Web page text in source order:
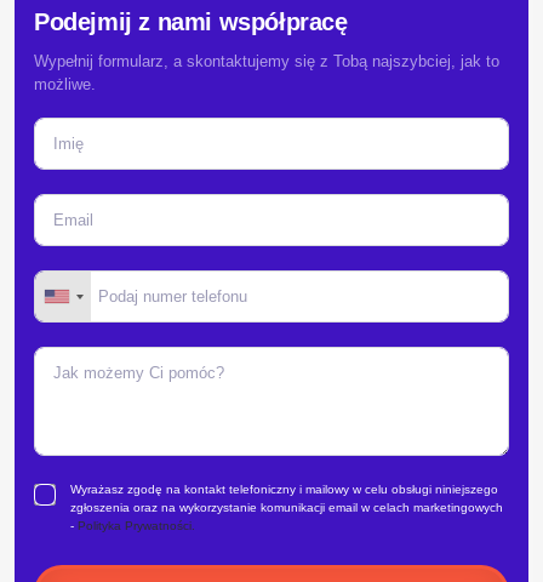
Podejmij z nami współpracę
Wypełnij formularz, a skontaktujemy się z Tobą najszybciej, jak to
możliwe.
Wyrażasz zgodę na kontakt telefoniczny i mailowy w celu obsługi niniejszego
zgłoszenia oraz na wykorzystanie komunikacji email w celach marketingowych
- Polityka Prywatności.